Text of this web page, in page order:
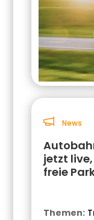
News
jetzt
freie
Themen: